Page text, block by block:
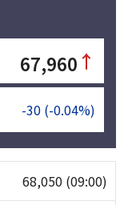
67,960 ↑
-30 (-0.04%)
68,050 (09:00)